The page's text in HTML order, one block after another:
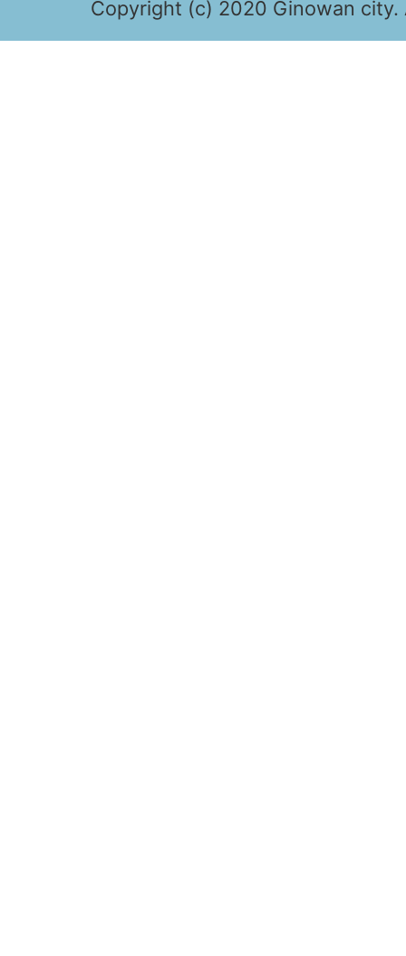
Copyright (c) 2020 Ginowan city.